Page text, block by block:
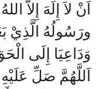
اَنْ لاَ إِلَهَ إِلاَّ
ورَسُولُهُ الَّذِيْ
وَدَاعِيَا إِلَى
اَللَّهُمَّ صَلِّ